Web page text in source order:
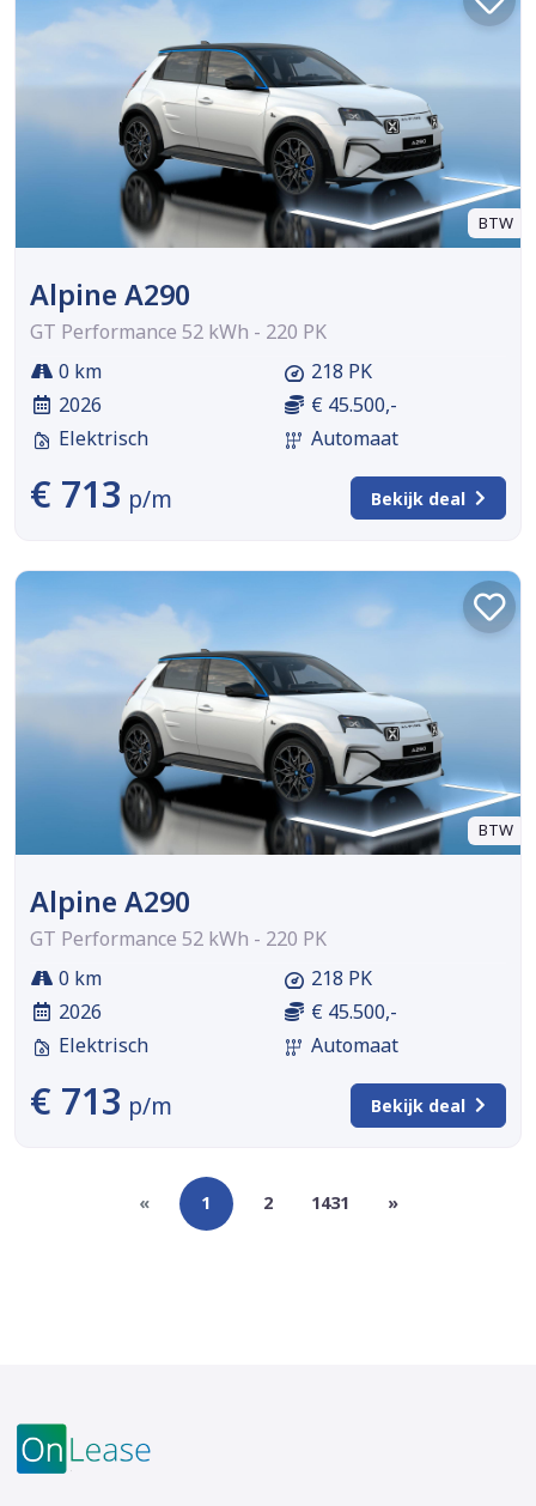
BTW
Alpine A290
GT Performance 52 kWh - 220 PK
0 km
2026
Elektrisch
218 PK
€ 45.500,-
Automaat
€ 713 p/m Bekijk deal
BTW
Alpine A290
GT Performance 52 kWh - 220 PK
0 km
2026
Elektrisch
218 PK
€ 45.500,-
Automaat
€ 713 p/m Bekijk deal
« 1 2 1431 »